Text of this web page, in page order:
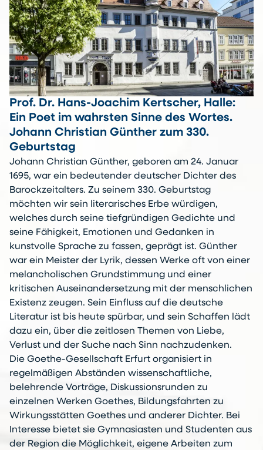
Prof. Dr. Hans-Joachim Kertscher, Halle:
Ein Poet im wahrsten Sinne des Wortes.
Johann Christian Günther zum 330.
Geburtstag
Johann Christian Günther, geboren am 24. Januar
1695, war ein bedeutender deutscher Dichter des
Barockzeitalters. Zu seinem 330. Geburtstag
möchten wir sein literarisches Erbe würdigen,
welches durch seine tiefgründigen Gedichte und
seine Fähigkeit, Emotionen und Gedanken in
kunstvolle Sprache zu fassen, geprägt ist. Günther
war ein Meister der Lyrik, dessen Werke oft von einer
melancholischen Grundstimmung und einer
kritischen Auseinandersetzung mit der menschlichen
Existenz zeugen. Sein Einfluss auf die deutsche
Literatur ist bis heute spürbar, und sein Schaffen lädt
dazu ein, über die zeitlosen Themen von Liebe,
Verlust und der Suche nach Sinn nachzudenken.
Die Goethe-Gesellschaft Erfurt organisiert in
regelmäßigen Abständen wissenschaftliche,
belehrende Vorträge, Diskussionsrunden zu
einzelnen Werken Goethes, Bildungsfahrten zu
Wirkungsstätten Goethes und anderer Dichter. Bei
Interesse bietet sie Gymnasiasten und Studenten aus
der Region die Möglichkeit, eigene Arbeiten zum